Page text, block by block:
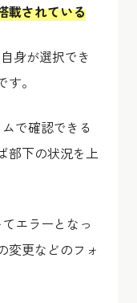
載されている
身が選択でき
。
で確認できる
部下の状況を上
エラーとなっ
変更などのフォ